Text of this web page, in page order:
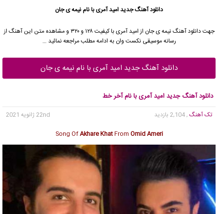
دانلود آهنگ جدیدامید آمریبا نام نیمه ی جان
جهت دانلود آهنگ نیمه ی جان از امید آمری
با کیفیت ۱۲۸ و ۳۲۰ و مشاهده متن این آهنگ از
رسانه موسیقی نکست وان به ادامه مطلب مراجعه نمائید …
دانلود آهنگ جدید امید آمری با نام نیمه ی جان
دانلود آهنگ جدید امید آمری با نام آخر خط
تک آهنگ , 2,104 بازدید
22nd ژانویه 2021
Song OfAkhare KhatFrom Omid Ameri